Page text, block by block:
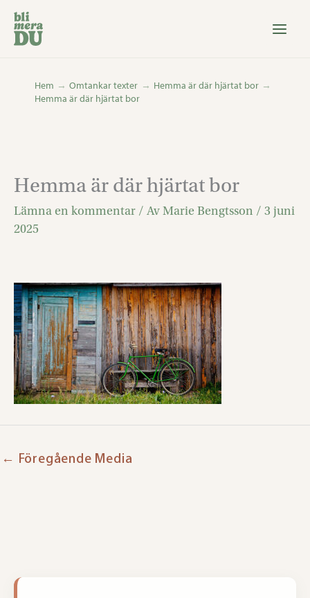
Hoppa
innehåll
Hem Omtankar texter
Hemma är där hjärtat bor
Hemma är där hjärtat bor
Hemma är där hjärtat bor
Lämna en kommentar / AvMarie Bengtsson / 3 juni
2025
← Föregående Media